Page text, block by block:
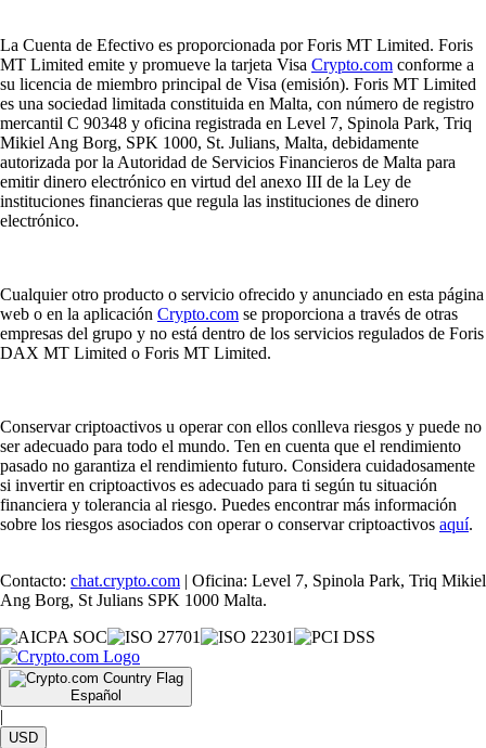
La Cuenta de Efectivo es proporcionada por Foris MT Limited. Foris
MT Limited emite y promueve la tarjeta Visa Crypto.com conforme a
su licencia de miembro principal de Visa (emisión). Foris MT Limited
es una sociedad limitada constituida en Malta, con número de registro
mercantil C 90348 y oficina registrada en Level 7, Spinola Park, Triq
Mikiel Ang Borg, SPK 1000, St. Julians, Malta, debidamente
autorizada por la Autoridad de Servicios Financieros de Malta para
emitir dinero electrónico en virtud del anexo III de la Ley de
instituciones financieras que regula las instituciones de dinero
electrónico.
Cualquier otro producto o servicio ofrecido y anunciado en esta página
web o en la aplicación Crypto.com se proporciona a través de otras
empresas del grupo y no está dentro de los servicios regulados de Foris
DAX MT Limited o Foris MT Limited.
Conservar criptoactivos u operar con ellos conlleva riesgos y puede no
ser adecuado para todo el mundo. Ten en cuenta que el rendimiento
pasado no garantiza el rendimiento futuro. Considera cuidadosamente
si invertir en criptoactivos es adecuado para ti según tu situación
financiera y tolerancia al riesgo. Puedes encontrar más información
sobre los riesgos asociados con operar o conservar criptoactivos aquí.
Contacto: chat.crypto.com | Oficina: Level 7, Spinola Park, Triq Mikiel
Ang Borg, St Julians SPK 1000 Malta.
Español
|
USD